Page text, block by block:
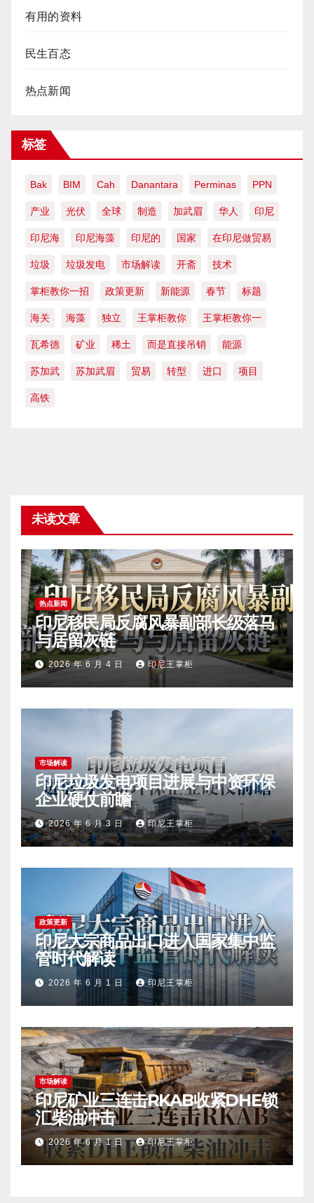
有用的资料
民生百态
热点新闻
标签
Bak BIM Cah Danantara Perminas PPN
产业 光伏 全球 制造 加武眉 华人 印尼
印尼海 印尼海藻 印尼的 国家 在印尼做贸易
垃圾 垃圾发电 市场解读 开斋 技术
掌柜教你一招 政策更新 新能源 春节 标题
海关 海藻 独立 王掌柜教你 王掌柜教你一
瓦希德 矿业 稀土 而是直接吊销 能源
苏加武 苏加武眉 贸易 转型 进口 项目
高铁
未读文章
热点新闻
印尼移民局反腐风暴副部长级落马
与居留灰链
2026 年 6 月 4 日 印尼王掌柜
市场解读
印尼垃圾发电项目进展与中资环保
企业硬仗前瞻
2026 年 6 月 3 日 印尼王掌柜
政策更新
印尼大宗商品出口进入国家集中监
管时代解读
2026 年 6 月 1 日 印尼王掌柜
市场解读
印尼矿业三连击RKAB收紧DHE锁
汇柴油冲击
2026 年 6 月 1 日 印尼王掌柜